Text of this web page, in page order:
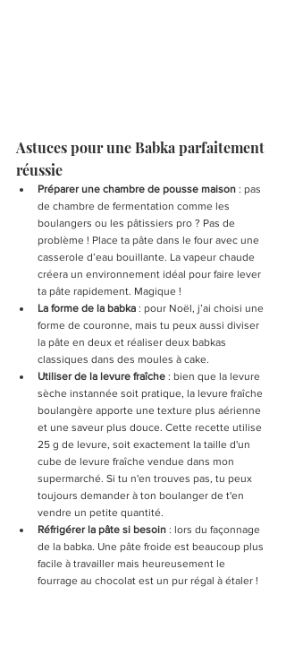
Astuces pour une Babka parfaitement
réussie
Préparer une chambre de pousse maison : pas
de chambre de fermentation comme les
boulangers ou les pâtissiers pro ? Pas de
problème ! Place ta pâte dans le four avec une
casserole d’eau bouillante. La vapeur chaude
créera un environnement idéal pour faire lever
ta pâte rapidement. Magique !
La forme de la babka : pour Noël, j’ai choisi une
forme de couronne, mais tu peux aussi diviser
la pâte en deux et réaliser deux babkas
classiques dans des moules à cake.
Utiliser de la levure fraîche : bien que la levure
sèche instannée soit pratique, la levure fraîche
boulangère apporte une texture plus aérienne
et une saveur plus douce. Cette recette utilise
25 g de levure, soit exactement la taille d'un
cube de levure fraîche vendue dans mon
supermarché. Si tu n'en trouves pas, tu peux
toujours demander à ton boulanger de t'en
vendre un petite quantité.
Réfrigérer la pâte si besoin : lors du façonnage
de la babka. Une pâte froide est beaucoup plus
facile à travailler mais heureusement le
fourrage au chocolat est un pur régal à étaler !